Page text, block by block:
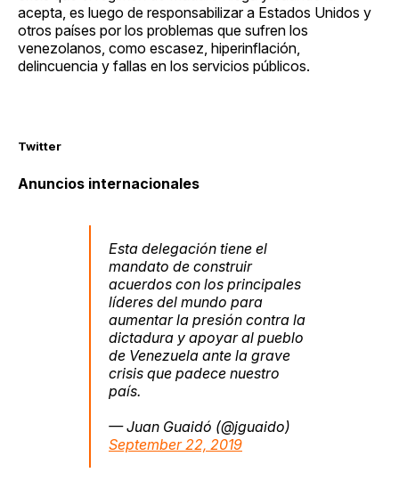
acepta, es luego de responsabilizar a Estados Unidos y
otros países por los problemas que sufren los
venezolanos, como escasez, hiperinflación,
delincuencia y fallas en los servicios públicos.
Twitter
Anuncios internacionales
Esta delegación tiene el
mandato de construir
acuerdos con los principales
líderes del mundo para
aumentar la presión contra la
dictadura y apoyar al pueblo
de Venezuela ante la grave
crisis que padece nuestro
país.
— Juan Guaidó (@jguaido)
September 22, 2019